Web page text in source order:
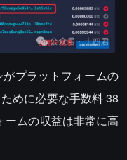
プラットフォームの
めに必要な手数料 38
ームの収益は非常に高